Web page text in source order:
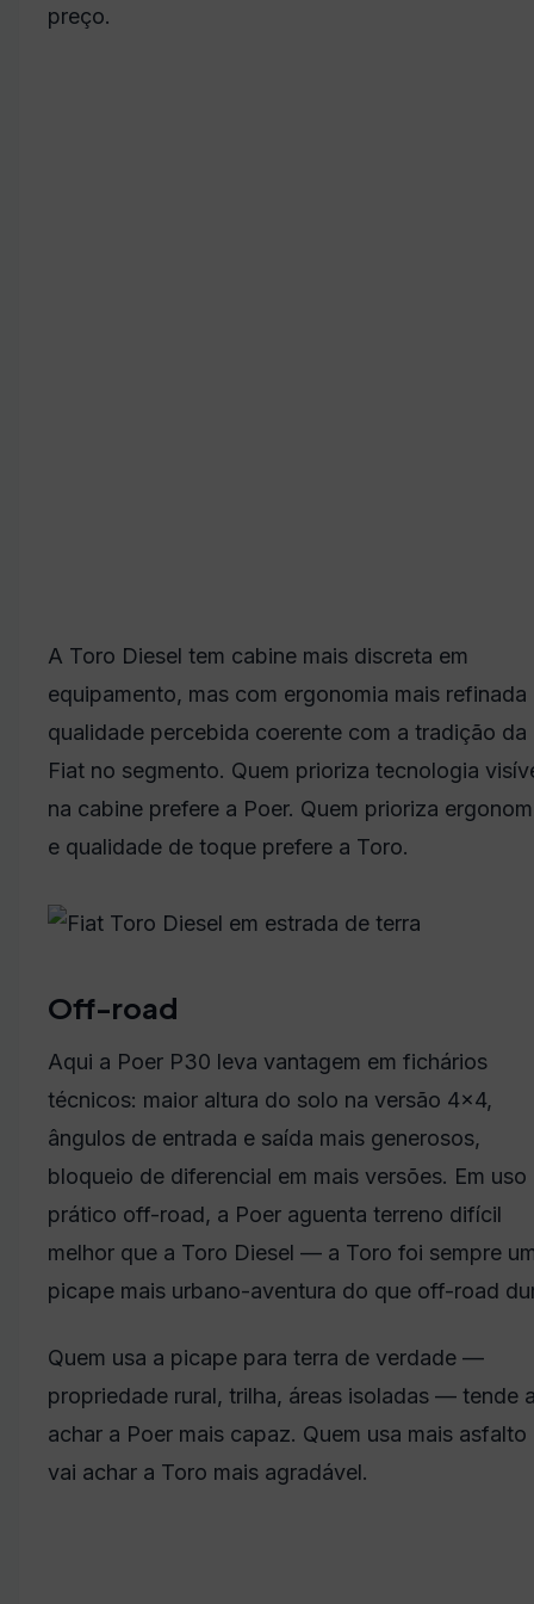
preço.
A Toro Diesel tem cabine mais discreta em
equipamento, mas com ergonomia mais refinada
qualidade percebida coerente com a tradição da
Fiat no segmento. Quem prioriza tecnologia
na cabine prefere a Poer. Quem prioriza
e qualidade de toque prefere a Toro.
Off-road
Aqui a Poer P30 leva vantagem em fichários
técnicos: maior altura do solo na versão 4×4,
ângulos de entrada e saída mais generosos,
bloqueio de diferencial em mais versões. Em uso
prático off-road, a Poer aguenta terreno difícil
melhor que a Toro Diesel — a Toro foi sempre
picape mais urbano-aventura do que off-road
Quem usa a picape para terra de verdade —
propriedade rural, trilha, áreas isoladas — tende
achar a Poer mais capaz. Quem usa mais asfalto
vai achar a Toro mais agradável.